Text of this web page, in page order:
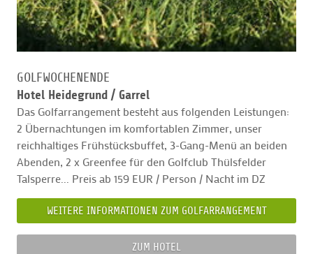
GOLFWOCHENENDE
Hotel Heidegrund / Garrel
Das Golfarrangement besteht aus folgenden Leistungen:
2 Übernachtungen im komfortablen Zimmer, unser
reichhaltiges Frühstücksbuffet, 3-Gang-Menü an beiden
Abenden, 2 x Greenfee für den Golfclub Thülsfelder
Talsperre... Preis ab 159 EUR / Person / Nacht im DZ
WEITERE INFORMATIONEN ZUM GOLFARRANGEMENT
ZUM HOTEL